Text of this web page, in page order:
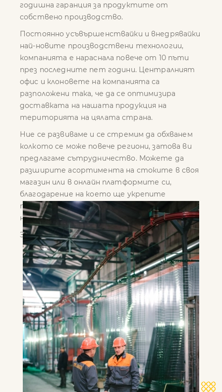
годишна гаранция за продуктите от
собствено производство.
Постоянно усъвършенствайки и внедрявайки
най-новите производствени технологии,
компанията е нараснала повече от 10 пъти
през последните пет години. Централният
офис и клоновете на компанията са
разположени така, че да се оптимизира
доставката на нашата продукция на
територията на цялата страна.
Ние се развиваме и се стремим да обхванем
колкото се може повече региони, затова ви
предлагаме сътрудничество. Можете да
разширите асортимента на стоките в своя
магазин или в онлайн платформите си,
благодарение на което ще укрепите
позициите си на пазара и ще задоволите
нуждите на по-голям брой потребители.
Затова ви предлагаме да печелим заедно!